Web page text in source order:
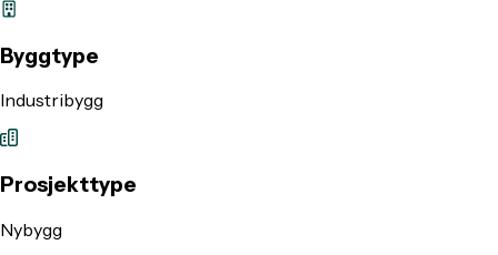
Byggtype
Industribygg
Prosjekttype
Nybygg